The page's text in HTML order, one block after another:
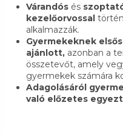
Várandós és
kezelőorvossal
alkalmazzák.
Gyermekeknek
ajánlott, azonban a
összetevőt, amely
gyermekek számára
Adagolásáról
való előzetes